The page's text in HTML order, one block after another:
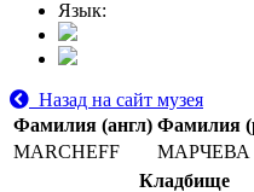
Язык:
Назад на сайт музея
Фамилия (англ) Фамилия
MARCHEFF
МАРЧЕВА
Кладбище